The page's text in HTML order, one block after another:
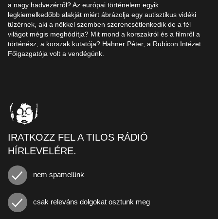
a nagy hadvezérről? Az európai történelem egyik
legkiemelkedőbb alakját miért ábrázolja egy autisztikus vidéki
tüzérnek, aki a nőkkel szemben szerencsétlenkedik de a fél
világot mégis meghódítja? Mit mond a korszakról és a filmről a
történész, a korszak kutatója? Hahner Péter, a Rubicon Intézet
Főigazgatója volt a vendégünk.
IRATKOZZ FEL A TILOS RÁDIÓ
HÍRLEVELÉRE.
nem spamelünk
csak releváns dolgokat osztunk meg